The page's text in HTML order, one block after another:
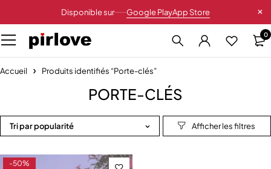
Disponible sur Google PlayApp Store
0
Accueil Produits identifiés “Porte-clés”
PORTE-CLÉS
Tri par popularité
-50%